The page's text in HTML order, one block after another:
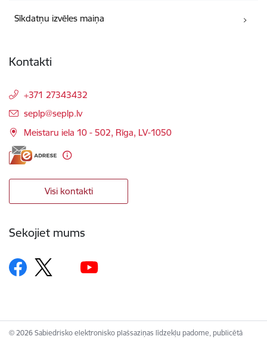
Sīkdatņu izvēles maiņa
Kontakti
+371 27343432
E-pasts:
seplp@seplp.lv
Meistaru iela 10 - 502, Rīga, LV-1050
Visi kontakti
Sekojiet mums
© 2026 Sabiedrisko elektronisko plašsaziņas līdzekļu padome, publicētā